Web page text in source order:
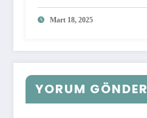
Mart 18, 2025
YORUM GÖNDER